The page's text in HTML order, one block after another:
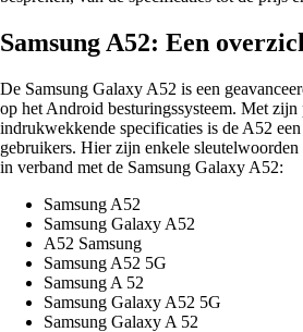
Samsung A52: Een
De Samsung Galaxy A52 is een
op het Android besturingssysteem. Met zijn
indrukwekkende specificaties is de A52
gebruikers. Hier zijn enkele
in verband met de Samsung Galaxy A52:
Samsung A52
Samsung Galaxy A52
A52 Samsung
Samsung A52 5G
Samsung A 52
Samsung Galaxy A52 5G
Samsung Galaxy A 52